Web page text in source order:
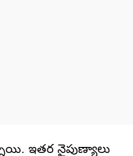
ఇతర నైపుణ్యాలు